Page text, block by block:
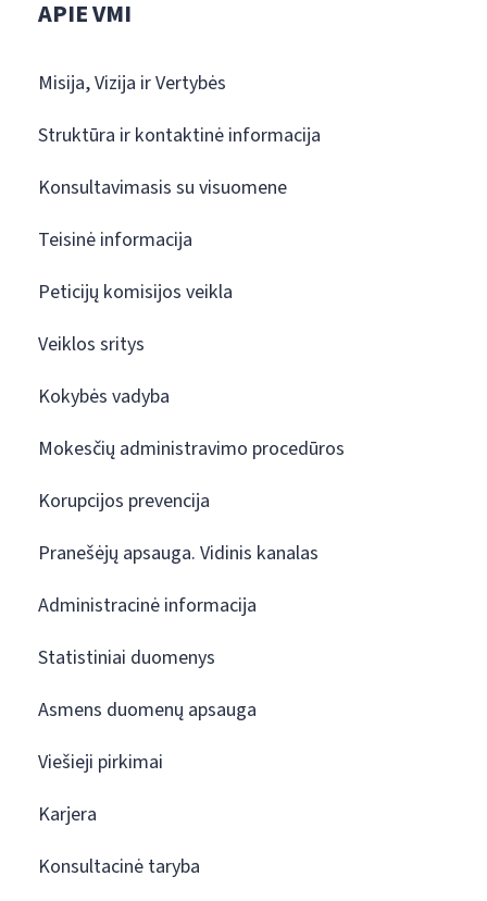
APIE VMI
Misija, Vizija ir Vertybės
Struktūra ir kontaktinė informacija
Konsultavimasis su visuomene
Teisinė informacija
Peticijų komisijos veikla
Veiklos sritys
Kokybės vadyba
Mokesčių administravimo procedūros
Korupcijos prevencija
Pranešėjų apsauga. Vidinis kanalas
Administracinė informacija
Statistiniai duomenys
Asmens duomenų apsauga
Viešieji pirkimai
Karjera
Konsultacinė taryba